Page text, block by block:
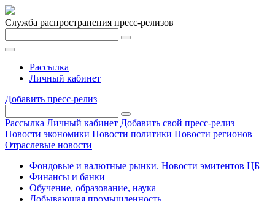
Служба распространения пресс-релизов
Рассылка
Личный кабинет
Добавить пресс-релиз
Рассылка Личный кабинет Добавить свой пресс-релиз
Новости экономики Новости политики Новости регионов
Отраслевые новости
Фондовые и валютные рынки. Новости эмитентов ЦБ
Финансы и банки
Обучение, образование, наука
Добывающая промышленность